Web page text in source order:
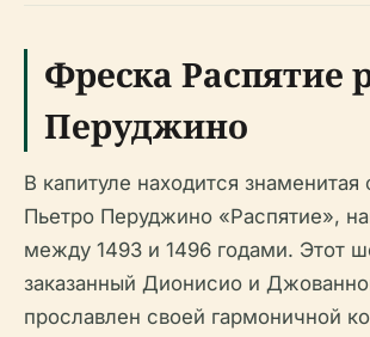
Фреска Распятие
Перуджино
В капитуле находится знаменитая
Пьетро Перуджино «Распятие»,
между 1493 и 1496 годами. Этот
заказанный Дионисио и
прославлен своей гармоничной